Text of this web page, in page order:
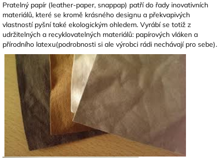
Pratelný papír (leather-paper, snappap) patří do řady inovativních
materiálů, které se kromě krásného designu a překvapivých
vlastností pyšní také ekologickým ohledem. Vyrábí se totiž z
udržitelných a recyklovatelných materiálů: papírových vláken a
přírodního latexu(podrobnosti si ale výrobci rádi nechávají pro sebe).